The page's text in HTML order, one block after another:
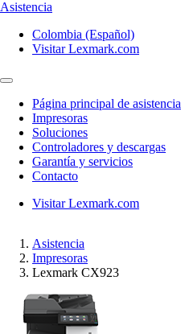
Asistencia
Colombia (Español)
Visitar Lexmark.com
Página principal de asistencia
Impresoras
Soluciones
Controladores y descargas
Garantía y servicios
Contacto
Visitar Lexmark.com
Asistencia
Impresoras
Lexmark CX923